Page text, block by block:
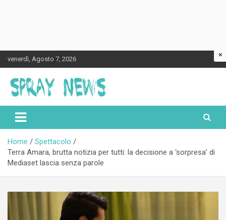
to
content
venerdì, Agosto 7, 2026
Spraynews.it
Home
Spettacolo
Terra Amara, brutta notizia per tutti: la decisione a ‘sorpresa’ di
Mediaset lascia senza parole
×